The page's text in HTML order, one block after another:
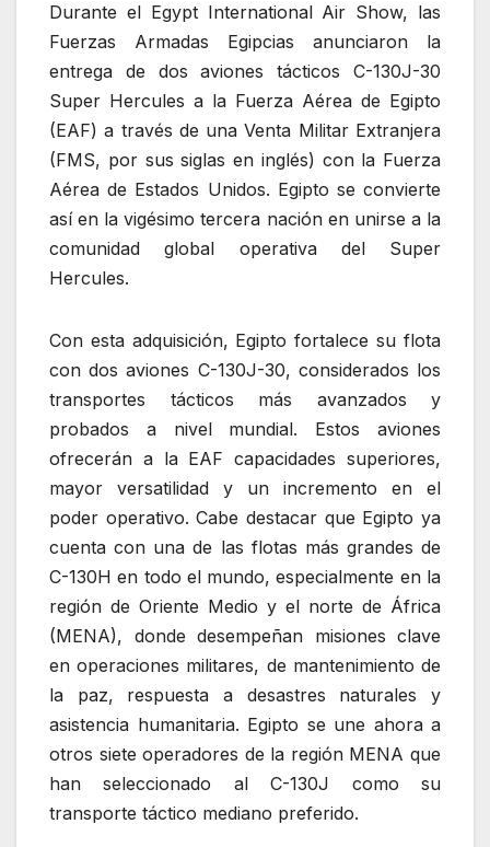
Durante el Egypt International Air Show, las
Fuerzas Armadas Egipcias anunciaron la
entrega de dos aviones tácticos C-130J-30
Super Hercules a la Fuerza Aérea de Egipto
(EAF) a través de una Venta Militar Extranjera
(FMS, por sus siglas en inglés) con la Fuerza
Aérea de Estados Unidos. Egipto se convierte
así en la vigésimo tercera nación en unirse a la
comunidad global operativa del Super
Hercules.
Con esta adquisición, Egipto fortalece su flota
con dos aviones C-130J-30, considerados los
transportes tácticos más avanzados y
probados a nivel mundial. Estos aviones
ofrecerán a la EAF capacidades superiores,
mayor versatilidad y un incremento en el
poder operativo. Cabe destacar que Egipto ya
cuenta con una de las flotas más grandes de
C-130H en todo el mundo, especialmente en la
región de Oriente Medio y el norte de África
(MENA), donde desempeñan misiones clave
en operaciones militares, de mantenimiento de
la paz, respuesta a desastres naturales y
asistencia humanitaria. Egipto se une ahora a
otros siete operadores de la región MENA que
han seleccionado al C-130J como su
transporte táctico mediano preferido.